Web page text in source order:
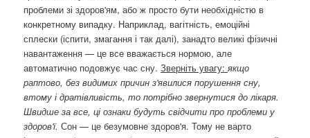
проблеми зі здоров'ям, або ж просто бути необхідністю в
конкретному випадку. Наприклад, вагітність, емоційні
сплески (іспити, змагання і так далі), занадто великі фізичні
навантаження — це все вважається нормою, але
автоматично подовжує час сну.Зверніть увагу:якщо
раптово, без видимих ​​причин з'явилися порушення сну,
втому і дратівливість, то потрібно звернутися до лікаря.
Швидше за все, ці ознаки будуть свідчити про проблеми у
здоров'ї.Сон — це безумовне здоров'я. Тому не варто